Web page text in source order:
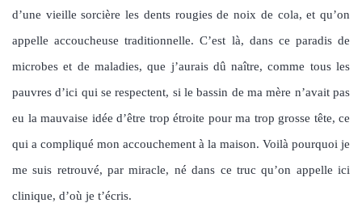
d’une vieille sorcière les dents rougies de noix de cola, et qu’on
appelle accoucheuse traditionnelle. C’est là, dans ce paradis de
microbes et de maladies, que j’aurais dû naître, comme tous les
pauvres d’ici qui se respectent, si le bassin de ma mère n’avait pas
eu la mauvaise idée d’être trop étroite pour ma trop grosse tête, ce
qui a compliqué mon accouchement à la maison. Voilà pourquoi je
me suis retrouvé, par miracle, né dans ce truc qu’on appelle ici
clinique, d’où je t’écris.